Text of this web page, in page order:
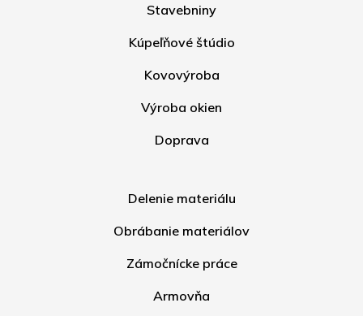
Stavebniny
Kúpeľňové štúdio
Kovovýroba
Výroba okien
Doprava
Delenie materiálu
Obrábanie materiálov
Zámočnícke práce
Armovňa